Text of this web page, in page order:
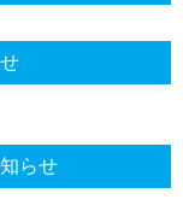
らせ